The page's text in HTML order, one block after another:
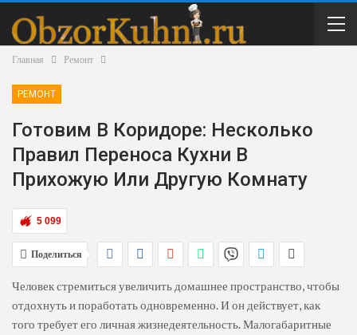
Главная Ремонт
РЕМОНТ
Готовим В Коридоре: Несколько
Правил Переноса Кухни В
Прихожую Или Другую Комнату
5 099
Поделиться
Человек стремиться увеличить домашнее пространство, чтобы
отдохнуть и поработать одновременно. И он действует, как
того требует его личная жизнедеятельность. Малогабаритные